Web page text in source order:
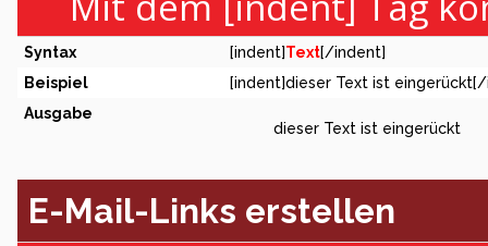
Syntax [indent]Text[/indent]
Beispiel
[indent]dieser Text ist
Ausgabe
dieser Text ist eingerückt
E-Mail-Links erstellen